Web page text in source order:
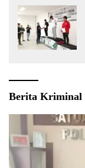
Berita Kriminal